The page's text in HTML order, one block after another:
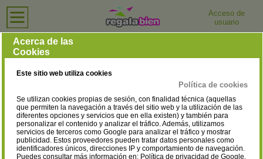
Acceso de
usuario
Tiendas de Bolsos en Madrid
Selecciona la localidad
Inicio › Tiendas de Bolsos
Fuenlabrada Getafe
Acerca de las
Cookies
Este sitio web utiliza cookies
Política de cookies
Se utilizan cookies propias de sesión, con finalidad técnica (aquellas
que permiten la navegación a través del sitio web y la utilización de las
diferentes opciones y servicios que en ella existen) y también para
personalizar el contenido y analizar el tráfico. Además, utilizamos
servicios de terceros como Google para analizar el tráfico y mostrar
publicidad. Estos proveedores pueden tratar datos personales como
identificadores únicos, direcciones IP y comportamiento de navegación.
Puedes consultar más información en: Política de privacidad de Google.